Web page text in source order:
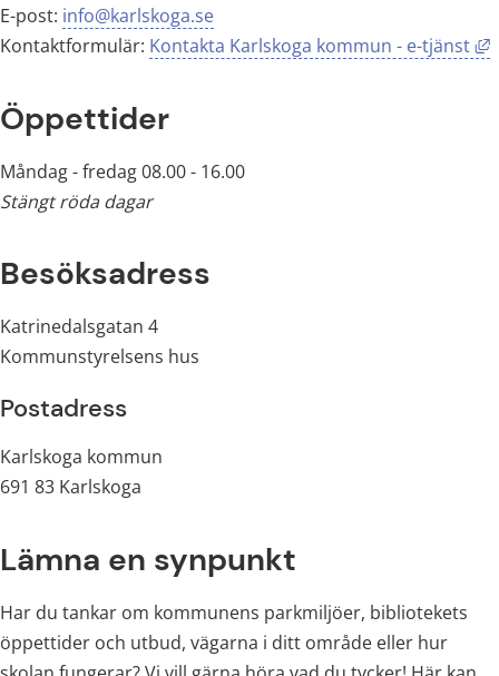
E-post: info@karlskoga.se
Kontaktformulär: Kontakta Karlskoga kommun - e-tjänst
Öppettider
Måndag - fredag 08.00 - 16.00
Stängt röda dagar
Besöksadress
Katrinedalsgatan 4
Kommunstyrelsens hus
Postadress
Karlskoga kommun
691 83 Karlskoga
Lämna en synpunkt
Har du tankar om kommunens parkmiljöer, bibliotekets
öppettider och utbud, vägarna i ditt område eller hur